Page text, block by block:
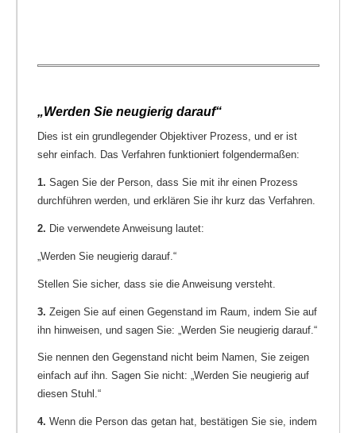
„Werden Sie neugierig darauf“
Dies ist ein grundlegender Objektiver Prozess, und er ist
sehr einfach. Das Verfahren funktioniert folgendermaßen:
1. Sagen Sie der Person, dass Sie mit ihr einen Prozess
durchführen werden, und erklären Sie ihr kurz das Verfahren.
2. Die verwendete Anweisung lautet:
„Werden Sie neugierig darauf.“
Stellen Sie sicher, dass sie die Anweisung versteht.
3. Zeigen Sie auf einen Gegenstand im Raum, indem Sie auf
ihn hinweisen, und sagen Sie: „Werden Sie neugierig darauf.“
Sie nennen den Gegenstand nicht beim Namen, Sie zeigen
einfach auf ihn. Sagen Sie nicht: „Werden Sie neugierig auf
diesen Stuhl.“
4. Wenn die Person das getan hat, bestätigen Sie sie, indem